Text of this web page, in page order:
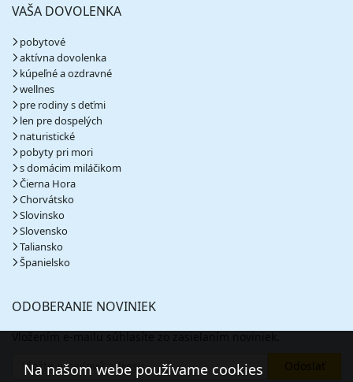
VAŠA DOVOLENKA
pobytové
aktívna dovolenka
kúpeľné a ozdravné
wellnes
pre rodiny s deťmi
len pre dospelých
naturistické
pobyty pri mori
s domácim miláčikom
Čierna Hora
Chorvátsko
Slovinsko
Slovensko
Taliansko
Španielsko
ODOBERANIE NOVINIEK
Na našom webe používame cookies